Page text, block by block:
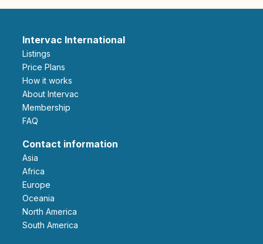
Intervac International
Listings
Price Plans
How it works
About Intervac
Membership
FAQ
Contact information
Asia
Africa
Europe
Oceania
North America
South America